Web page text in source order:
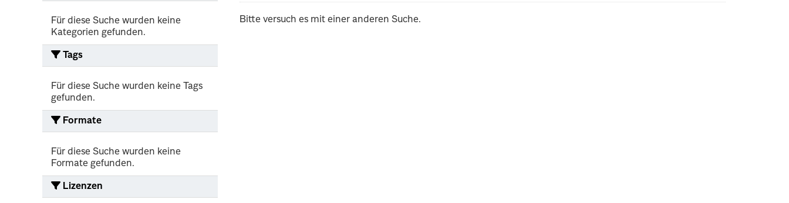
Für diese Suche wurden keine
Kategorien gefunden.
Tags
Für diese Suche wurden keine Tags
gefunden.
Formate
Für diese Suche wurden keine
Formate gefunden.
Lizenzen
Bitte versuch es mit einer anderen Suche.